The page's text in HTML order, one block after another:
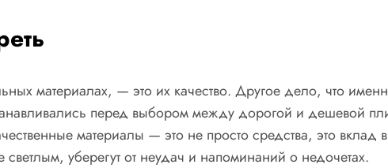
материалах, — это их качество. Другое дело, что
перед выбором между дорогой и дешевой
материалы — это не просто средства, это
уберегут от неудач и напоминаний о недочетах.